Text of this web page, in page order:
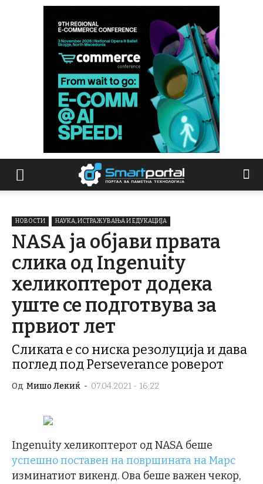
НОВОСТИ НАУКА, ИСТРАЖУВАЊА И ЕДУКАЦИЈА
NASA ја објави првата
слика од Ingenuity
хеликоптерот додека
уште се подготвува за
првиот лет
Сликата е со ниска резолуција и дава
поглед под Perseverance роверот
Од Мишо Лекиќ - 07.04.2021 - 16:22
Ingenuity хеликоптерот од NASA беше
успешно поставен на површината на Марс
изминатиот викенд. Ова беше важен чекор,